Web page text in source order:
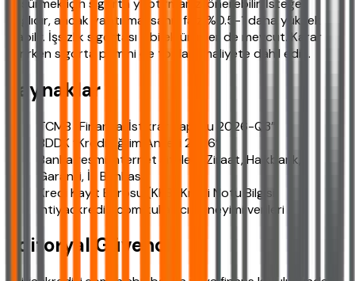
düşürmek için sigorta yaptırmanızı önerebilir. İsteğe
bağlıdır, ancak yaptırmazsanız faiz %0.5-1 daha yüksek
olabilir. İşsizlik sigortası gibi ek ürünler de mevcut. Karar
verirken sigorta primini de toplam maliyete dahil edin.
Kaynaklar
TCMB “Finansal İstikrar Raporu 2026-Q3”
BDDK “Kredi Eğilim Anketi 2026”
Banka resmi internet siteleri (Ziraat, Halkbank,
Garanti, İş Bankası)
Kredi Kayıt Bürosu (KKB) Kredi Notu Bilgisi
ihtiyackredisi.com kullanıcı deneyimi verileri
Editoryal Güvence